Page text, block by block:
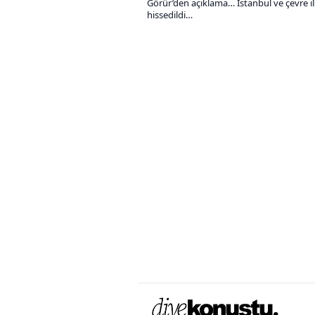
Görür’den açıklama… İstanbul ve çevre
hissedildi…